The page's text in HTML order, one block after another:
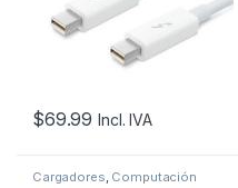
$69.99 Incl. IVA
Cargadores, Computación